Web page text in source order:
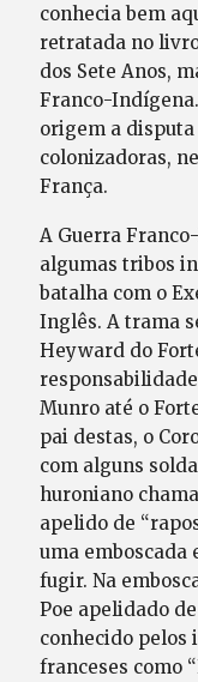
conhecia bem
retratada no
dos Sete Anos,
Franco-
origem a
colonizadoras,
França.
A Guerra
algumas tribos
batalha com o
Inglês. A trama
Heyward do
Munro até o
pai destas, o
com alguns
huroniano
apelido de
uma emboscada
fugir. Na
Poe apelidado de
conhecido pelos
franceses como